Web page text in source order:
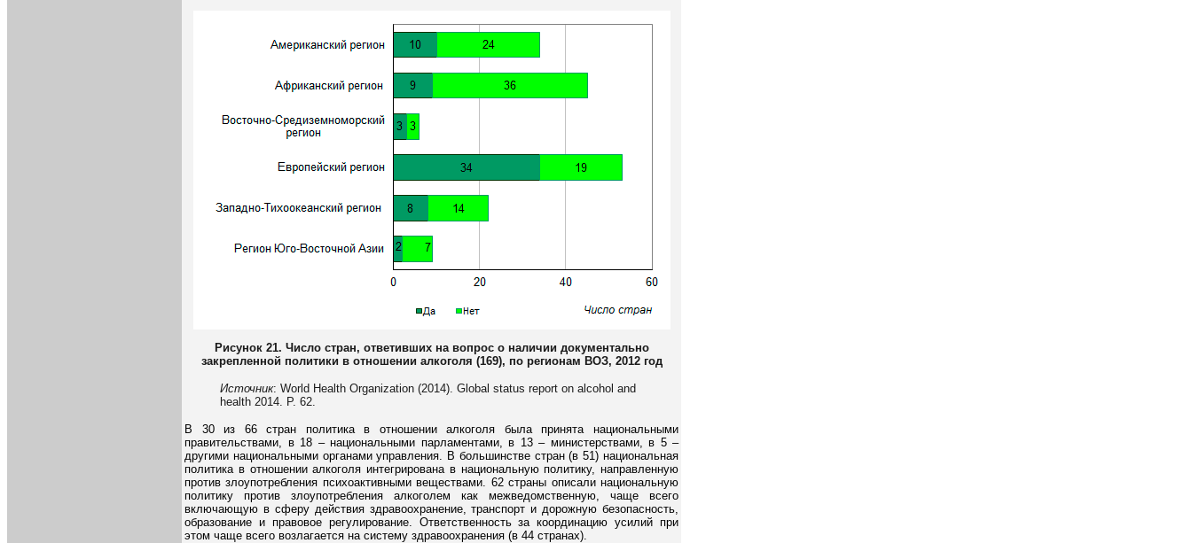
Рисунок 21. Число стран, ответивших на вопрос о наличии документально
закрепленной политики в отношении алкоголя (169), по регионам ВОЗ, 2012 год
Источник: World Health Organization (2014). Global status report on alcohol and
health 2014. P. 62.
В 30 из 66 стран политика в отношении алкоголя была принята национальными
правительствами, в 18 – национальными парламентами, в 13 – министерствами, в 5 –
другими национальными органами управления. В большинстве стран (в 51) национальная
политика в отношении алкоголя интегрирована в национальную политику, направленную
против злоупотребления психоактивными веществами. 62 страны описали национальную
политику против злоупотребления алкоголем как межведомственную, чаще всего
включающую в сферу действия здравоохранение, транспорт и дорожную безопасность,
образование и правовое регулирование. Ответственность за координацию усилий при
этом чаще всего возлагается на систему здравоохранения (в 44 странах).